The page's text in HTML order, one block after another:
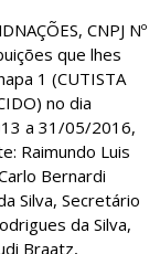
CNPJ Nº
que lhes
1 (CUTISTA
no dia
a 31/05/2016,
Raimundo Luis
Bernardi
Silva, Secretário
da Silva,
Braatz,